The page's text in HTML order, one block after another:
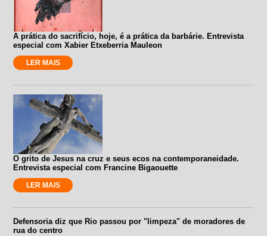
A prática do sacrifício, hoje, é a prática da barbárie. Entrevista
especial com Xabier Etxeberria Mauleon
LER MAIS
O grito de Jesus na cruz e seus ecos na contemporaneidade.
Entrevista especial com Francine Bigaouette
LER MAIS
Defensoria diz que Rio passou por "limpeza" de moradores de
rua do centro